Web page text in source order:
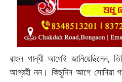
রাহুল গান্ধী আগেই জানিয়েছিলেন,
আগ্রহী নন। কিছুদিন আগে সোনিয়া